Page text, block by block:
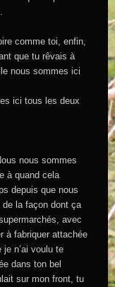
comme toi, enfin,
que tu rêvais à
nous sommes ici
ici tous les deux
nous sommes
à quand cela
depuis que nous
la façon dont ça
avec
à fabriquer attachée
n’ai voulu te
dans ton bel
sur mon front, tu